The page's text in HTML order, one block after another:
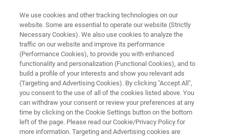
DIFFRAC.TOPAS ONLINE TRAINING 2021 AUTUMN JAPAN
DIFFRAC.TOPAS オンライント
レーニング
We use cookies and other tracking technologies on our
website. Some are essential to operate our website (Strictly
Necessary Cookies). We also use cookies to analyze the
traffic on our website and improve its performance
(Performance Cookies), to provide you with enhanced
functionality and personalization (Functional Cookies), and to
build a profile of your interests and show you relevant ads
(Targeting and Advertising Cookies). By clicking "Accept All",
you consent to the use of all of the cookies listed above. You
can withdraw your consent or review your preferences at any
time by clicking on the Cookie Settings button on the bottom
left of the page. Please read our Cookie/Privacy Policy for
more information. Targeting and Advertising cookies are